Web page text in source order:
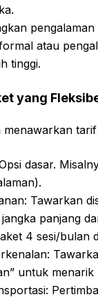
atau
tinggi.
yang
dasar.
Tawarkan
panjang
4 sesi/bulan
untuk